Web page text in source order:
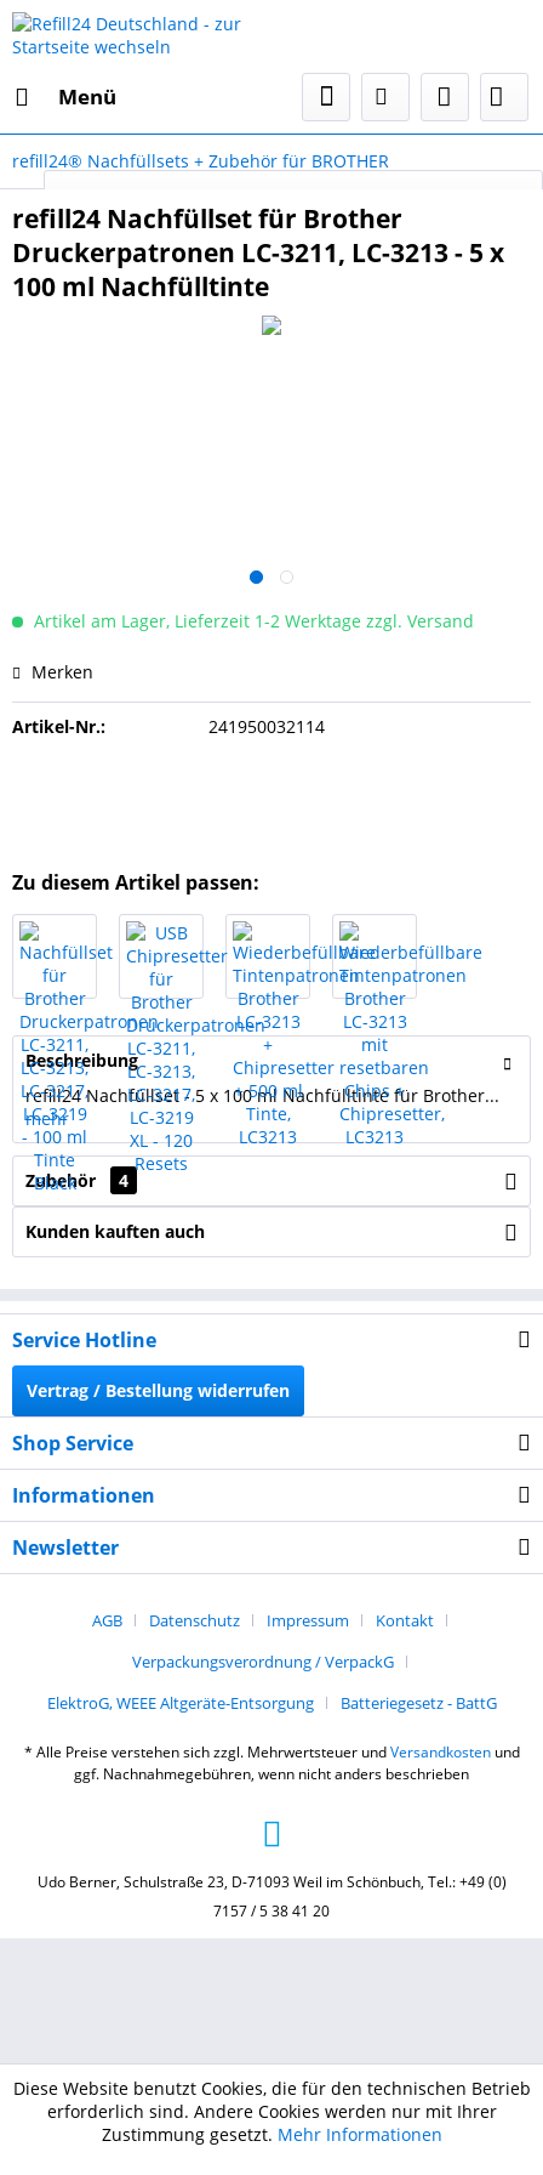
Menü
refill24® Nachfüllsets + Zubehör für BROTHER
refill24 Nachfüllset für Brother
Druckerpatronen LC-3211, LC-3213 - 5 x
100 ml Nachfülltinte
Artikel am Lager, Lieferzeit 1-2 Werktage zzgl. Versand
Merken
Artikel-Nr.: 241950032114
Zu diesem Artikel passen:
Beschreibung
refill24 Nachfüllset - 5 x 100 ml Nachfülltinte für Brother...
mehr
Zubehör 4
Kunden kauften auch
Service Hotline
Vertrag / Bestellung widerrufen
Shop Service
Informationen
Newsletter
AGB Datenschutz Impressum
Kontakt
Verpackungsverordnung / VerpackG
ElektroG, WEEE Altgeräte-Entsorgung
Batteriegesetz - BattG
* Alle Preise verstehen sich zzgl. Mehrwertsteuer undVersandkostenund
ggf. Nachnahmegebühren, wenn nicht anders beschrieben
Udo Berner, Schulstraße 23, D-71093 Weil im Schönbuch, Tel.: +49 (0)
7157 / 5 38 41 20
Diese Website benutzt Cookies, die für den technischen Betrieb
erforderlich sind. Andere Cookies werden nur mit Ihrer
Zustimmung gesetzt. Mehr Informationen